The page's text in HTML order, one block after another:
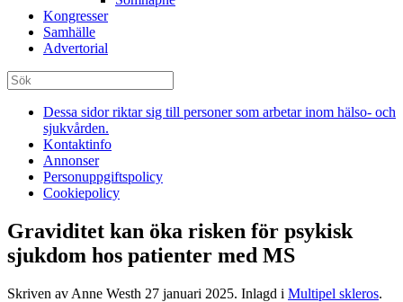
Kongresser
Samhälle
Advertorial
Dessa sidor riktar sig till personer som arbetar inom hälso- och
sjukvården.
Kontaktinfo
Annonser
Personuppgiftspolicy
Cookiepolicy
Graviditet kan öka risken för psykisk
sjukdom hos patienter med MS
Skriven av Anne Westh 27 januari 2025. Inlagd i Multipel skleros.